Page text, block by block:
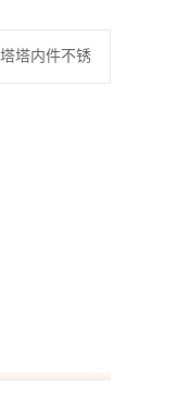
塔内件不锈